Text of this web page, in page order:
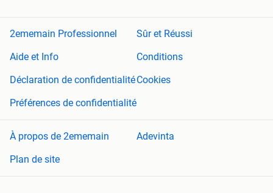
2ememain Professionnel
Sûr et Réussi
Aide et Info
Conditions
Déclaration de confidentialitéCookies
Préférences de confidentialité
À propos de 2ememain
Adevinta
Plan de site